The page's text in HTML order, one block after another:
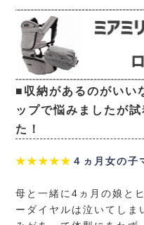
■収納があるのがいい
ップで悩みましたが
た！
★★★★★ ４ヵ月女の子
母と一緒に4ヵ月の娘と
ーダイヤルは泣いてしま